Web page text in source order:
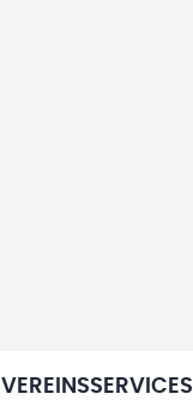
VEREINSSERVICES